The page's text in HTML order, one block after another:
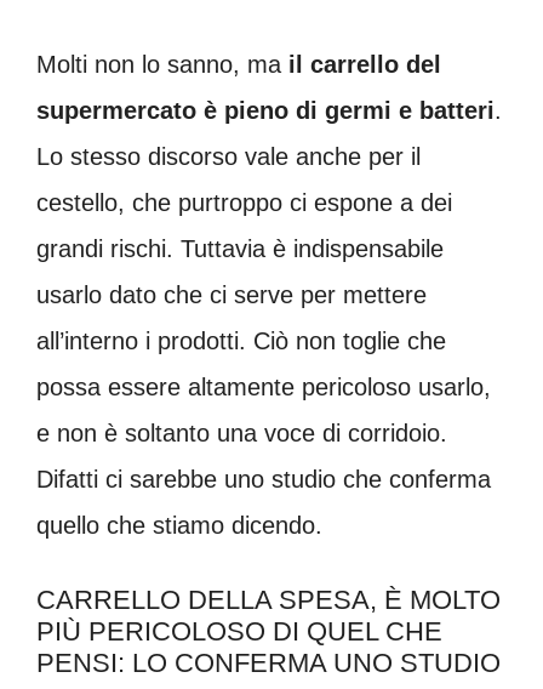
Molti non lo sanno, ma il carrello del
supermercato è pieno di germi e batteri.
Lo stesso discorso vale anche per il
cestello, che purtroppo ci espone a dei
grandi rischi. Tuttavia è indispensabile
usarlo dato che ci serve per mettere
all’interno i prodotti. Ciò non toglie che
possa essere altamente pericoloso usarlo,
e non è soltanto una voce di corridoio.
Difatti ci sarebbe uno studio che conferma
quello che stiamo dicendo.
CARRELLO DELLA SPESA, È MOLTO
PIÙ PERICOLOSO DI QUEL CHE
PENSI: LO CONFERMA UNO STUDIO